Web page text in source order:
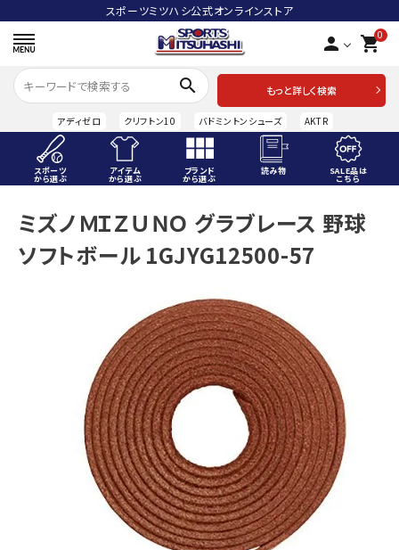
スポーツミツハシ公式オンラインストア
person 0
shopping_cart
search
もっと詳しく検索
アディゼロ クリフトン10 バドミントンシューズ AKTR
スポーツ
から選ぶ
アイテム
から選ぶ
ブランド
から選ぶ
読み物 SALE品は
こちら
ACCOUNT MENU
ようこそ ゲスト 様
アイテムから選ぶ
ブランドから選ぶ
SALE品はこちら
INFORMATIOM
ミズノ ＭＩＺＵＮＯ グラブレース 野球
ソフトボール 1GJYG12500-57